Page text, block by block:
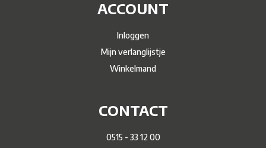
ACCOUNT
Inloggen
Mijn verlanglijstje
Winkelmand
CONTACT
0515 - 33 12 00